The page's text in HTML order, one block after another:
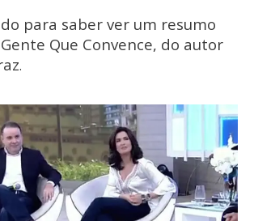
para saber ver um resumo
Que Convence, do autor
.